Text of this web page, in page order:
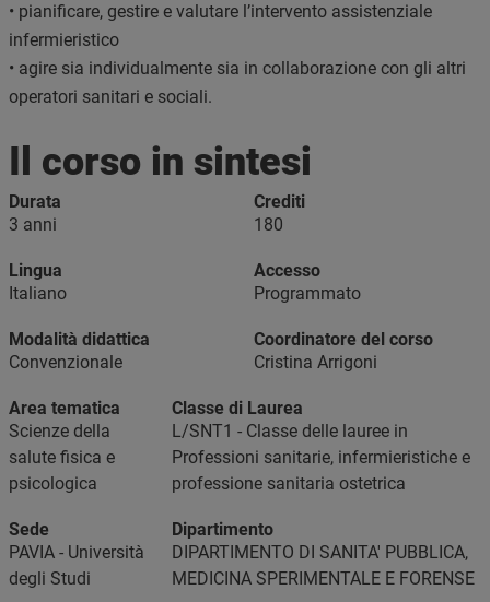
• pianificare, gestire e valutare l’intervento assistenziale
infermieristico
• agire sia individualmente sia in collaborazione con gli altri
operatori sanitari e sociali.
Il corso in sintesi
Durata
3 anni
Crediti
180
Lingua
Italiano
Accesso
Programmato
Modalità didattica
Convenzionale
Coordinatore del corso
Cristina Arrigoni
Area tematica
Scienze della
salute fisica e
psicologica
Classe di Laurea
L/SNT1 - Classe delle lauree in
Professioni sanitarie, infermieristiche e
professione sanitaria ostetrica
Sede
PAVIA - Università
degli Studi
Dipartimento
DIPARTIMENTO DI SANITA' PUBBLICA,
MEDICINA SPERIMENTALE E FORENSE